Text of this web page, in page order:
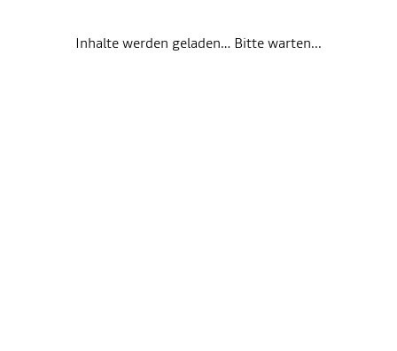
Inhalte werden geladen… Bitte warten...